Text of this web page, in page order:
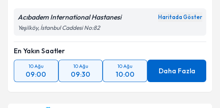
Acıbadem International Hastanesi Haritada Göster
Yeşilköy, İstanbul Caddesi No:82
En Yakın Saatler
10 Ağu
09:00
10 Ağu
09:30
10 Ağu
10:00 Daha Fazla